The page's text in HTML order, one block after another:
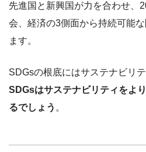
先進国と新興国が力を合わせ、
会、経済の3側面から持続可能
ます。
SDGsの根底にはサステナビリ
SDGsはサステナビリティをよ
るでしょう 。